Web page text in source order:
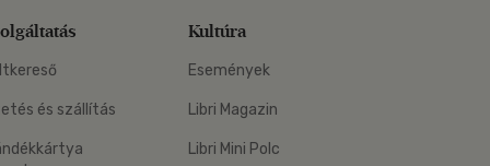
és szállítás
Kultúra
Események
Libri Magazin
Libri Mini Polc